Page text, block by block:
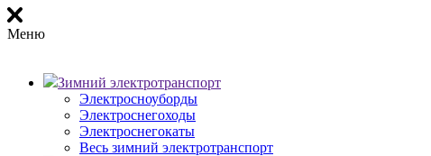
Меню
Зимний электротранспорт
Электросноуборды
Электроснегоходы
Электроснегокаты
Весь зимний электротранспорт